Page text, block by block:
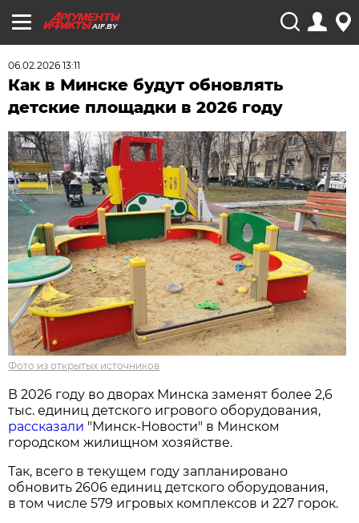
AIF.BY
06.02.2026 13:11
Как в Минске будут обновлять
детские площадки в 2026 году
Фото из открытых источников
В 2026 году во дворах Минска заменят более 2,6
тыс. единиц детского игрового оборудования,
рассказали "Минск-Новости" в Минском
городском жилищном хозяйстве.
Так, всего в текущем году запланировано
обновить 2606 единиц детского оборудования,
в том числе 579 игровых комплексов и 227 горок.